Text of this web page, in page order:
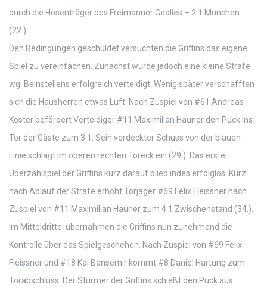
durch die Hosenträger des Freimanner Goalies – 2:1 München
(22.).
Den Bedingungen geschuldet versuchten die Griffins das eigene
Spiel zu vereinfachen. Zunächst wurde jedoch eine kleine Strafe
wg. Beinstellens erfolgreich verteidigt. Wenig später verschafften
sich die Hausherren etwas Luft. Nach Zuspiel von #61 Andreas
Köster befördert Verteidiger #11 Maximilian Hauner den Puck ins
Tor der Gäste zum 3:1. Sein verdeckter Schuss von der blauen
Linie schlägt im oberen rechten Toreck ein (29.). Das erste
Überzahlspiel der Griffins kurz darauf blieb indes erfolglos. Kurz
nach Ablauf der Strafe erhöht Torjäger #69 Felix Fleissner nach
Zuspiel von #11 Maximilian Hauner zum 4:1 Zwischenstand (34.).
Im Mitteldrittel übernahmen die Griffins nun zunehmend die
Kontrolle über das Spielgeschehen. Nach Zuspiel von #69 Felix
Fleissner und #18 Kai Bansemir kommt #8 Daniel Hartung zum
Torabschluss. Der Stürmer der Griffins schießt den Puck aus